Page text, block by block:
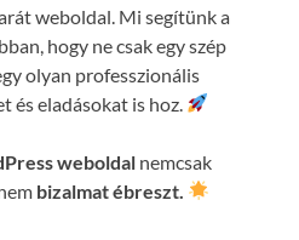
weboldal. Mi segítünk a
hogy ne csak egy szép
olyan professzionális
és eladásokat is hoz.
weboldal nemcsak
bizalmat ébreszt.